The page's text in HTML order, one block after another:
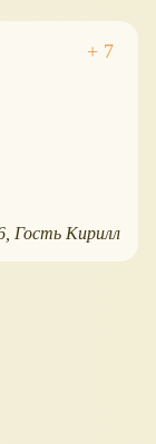
Гость Кирилл